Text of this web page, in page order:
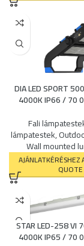
DIA LED SPORT
4000K IP66 / 70
Fali
lámpatestek,
Wall mounted
QUOTE
STAR LED-258 VI
4000K IP65 / 70